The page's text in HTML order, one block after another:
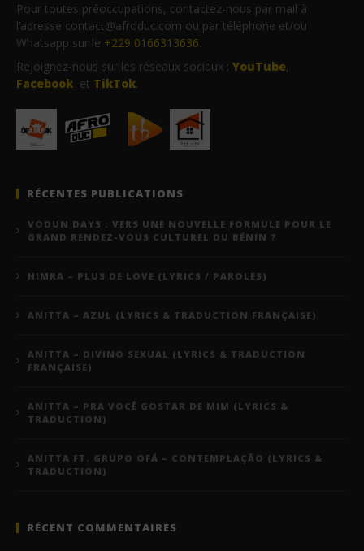
Pour toutes préoccupations, contactez-nous par mail à
l’adresse contact@afroduc.com ou par téléphone et/ou
Whatsapp sur le +229 0166313636.
Rejoignez-nous sur les réseaux sociaux : YouTube,
Facebook et TikTok.
RÉCENTES PUBLICATIONS
VODUN DAYS : VERS UNE NOUVELLE FORMULE POUR LE
GRAND RENDEZ-VOUS CULTUREL DU BÉNIN ?
HIMRA – PLUS DE LOVE (LYRICS / PAROLES)
ANITTA – AZUL (LYRICS & TRADUCTION FRANÇAISE)
ANITTA – DIVINO SEXUAL (LYRICS & TRADUCTION
FRANÇAISE)
ANITTA – PRA VOCÊ GOSTAR DE MIM (LYRICS &
TRADUCTION)
ANITTA FT. GRUPO OFÁ – CONTEMPLAÇÃO (LYRICS &
TRADUCTION)
RÉCENT COMMENTAIRES